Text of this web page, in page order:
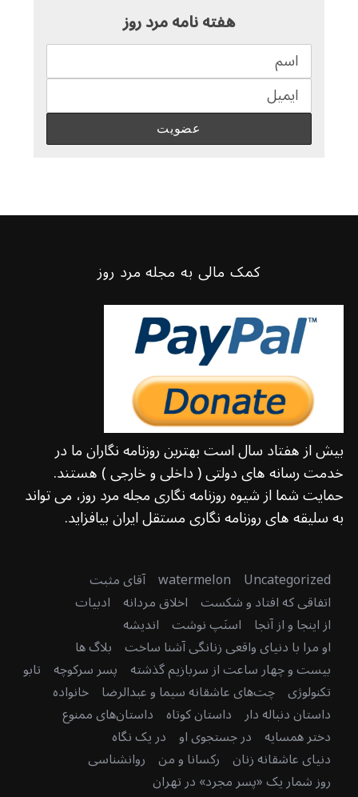
هفته نامه مرد روز
کمک مالی به مجله مرد روز
بیش از هفتاد سال است بهترین روزنامه نگاران ما در
خدمت رسانه های دولتی ( داخلی و خارجی ) هستند.
حمایت شما از شیوه روزنامه نگاری مجله مرد روز، می تواند
به سلیقه های روزنامه نگاری مستقل ایران بیافزاید.
Uncategorized
watermelon آقای مثبت
اتفاقی که افتاد و شکست اخلاق مردانه ادبیات
از اینجا و از آنجا اسنَپ نوشت اندیشه
او مرا با دنیای واقعی زنانگی آشنا ساخت بلاگ ها
بیست و چهار ساعت از سربازیم گذشته پسر سرکوچه تابو
تکنولوژی چت‌های عاشقانه سیما و عبدالرضا خانواده
داستان دنباله دار داستان کوتاه داستان‌های ممنوع
دختر همسایه در جستجوی او در یک نگاه
دنیای عاشقانه زنان رکسانا و من روانشناسی
روز شمار یک «پسر مجرد» در تهران